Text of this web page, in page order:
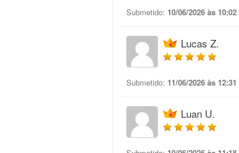
Submetido: 10/06/2026 às 10:02
Lucas Z.
Submetido: 11/06/2026 às 12:31
Luan U.